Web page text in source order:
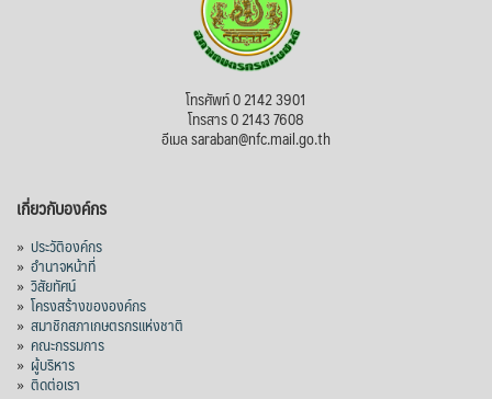
โทรศัพท์ 0 2142 3901
โทรสาร 0 2143 7608
อีเมล saraban@nfc.mail.go.th
เกี่ยวกับองค์กร
» ประวัติองค์กร
» อำนาจหน้าที่
» วิสัยทัศน์
» โครงสร้างขององค์กร
» สมาชิกสภาเกษตรกรแห่งชาติ
» คณะกรรมการ
» ผู้บริหาร
» ติดต่อเรา